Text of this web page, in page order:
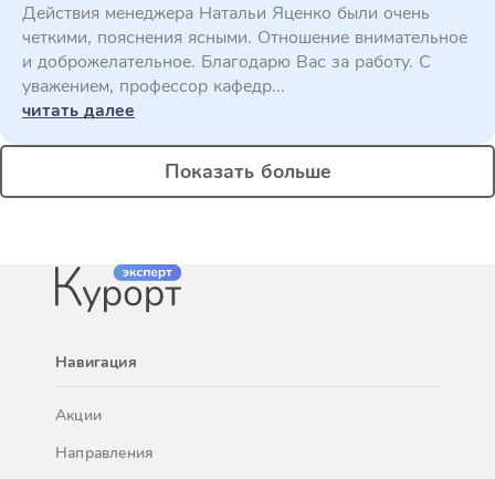
Действия менеджера Натальи Яценко были очень
четкими, пояснения ясными. Отношение внимательное
и доброжелательное. Благодарю Вас за работу. С
уважением, профессор кафедр...
читать далее
Показать больше
Навигация
Акции
Направления